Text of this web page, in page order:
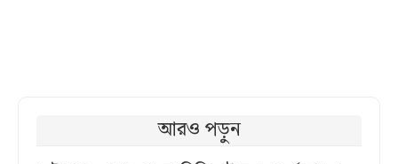
আরও পড়ুন